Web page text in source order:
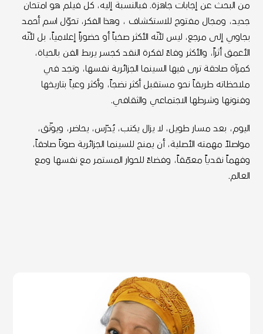
من البحث عن إجابات جاهزة. فبالنسبة إليه، كل فيلم هو امتحان
جديد، ومجال مفتوح للاستكشاف ، وهذا الفكر، تحوّل اسم أحمد
بجاوي إلى مرجع، ليس لأنّه الأكثر صخباً أو حضوراً إعلامياً، بل لأنّه
الأعمق أثراً، والأكثر وفاءً لفكرة النقد كجسر يربط الفن بالحياة،
كمرآة صادقة ترى فيها السينما الجزائرية نفسها، وتجد في
ملاحظاته طريقاً نحو مستقبل أكثر نضجاً، وأكثر وعياً بتاريخها
وفنونها وشرطها الاجتماعي والثقافي.
اليوم، بعد مسار طويل، لا يزال يكتب، يُدرّس، يحاضر، ويوثّق،
مواصلاً مهمته الأصلية، أن يمنح للسينما الجزائرية صوتاً صادقاً،
وفهماً نقدياً معمّقاً، وفضاءً للحوار المستمر مع نفسها ومع
العالم.